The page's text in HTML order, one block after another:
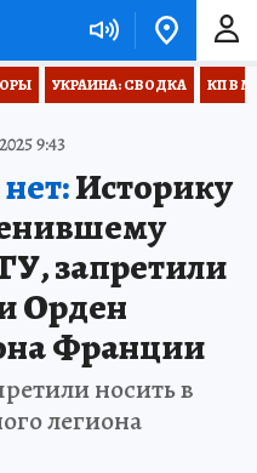
УКРАИНА: СВОДКА КП В
9:43
Историку
запретили
Орден
Франции
носить в
легиона